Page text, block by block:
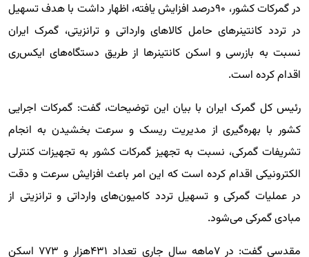
در گمرکات کشور، ۹۰درصد افزایش یافته، اظهار داشت با هدف تسهیل
در تردد کانتینرهای حامل کالاهای وارداتی و ترانزیتی، گمرک ایران
نسبت به بازرسی و اسکن کانتینرها از طریق دستگاه‌های ایکس‌ری
اقدام کرده است.
رئیس کل گمرک ایران با بیان این توضیحات، گفت: گمرکات اجرایی
کشور با بهره‌گیری از مدیریت ریسک و سرعت بخشیدن به انجام
تشریفات گمرکی، نسبت به تجهیز گمرکات کشور به تجهیزات کنترلی
الکترونیکی اقدام کرده است که این امر باعث افزایش سرعت و دقت
در عملیات گمرکی و تسهیل تردد کامیون‌های وارداتی و ترانزیتی از
مبادی گمرکی می‌شود.
مقدسی گفت: در ۷ماهه سال جاری تعداد ۴۳۱هزار و ۷۷۳ اسکن